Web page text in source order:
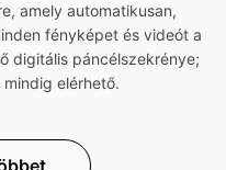
amely automatikusan,
fényképet és videót a
digitális páncélszekrénye;
elérhető.